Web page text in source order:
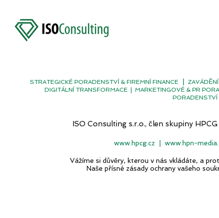
STRATEGICKÉ PORADENSTVÍ & FIREMNÍ FINANCE
DIGITÁLNÍ TRANSFORMACE | MARKETINGOVÉ & PR
ISO Consulting s.r.o., člen skupiny
www.hpcg.cz www.hpn-
Vážíme si důvěry, kterou v nás vkládáte, a
Naše přísné zásady ochrany vašeho